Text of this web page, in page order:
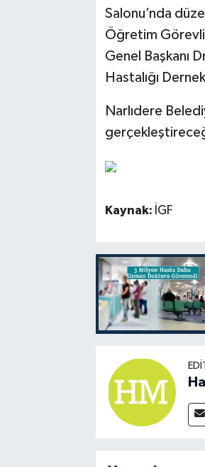
Salonu’nda
Öğretim
Genel Başkanı
Hastalığı
Narlıdere
Kaynak: İGF